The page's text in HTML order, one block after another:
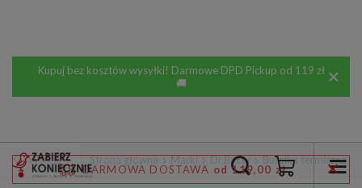
Kupuj bez kosztów wysyłki! Darmowe DPD Pickup od 119 zł
🚚
DARMOWA DOSTAWA od 119,00 zł
Wstecz Strona główna Marki Dr.Bacty Butelka termiczna